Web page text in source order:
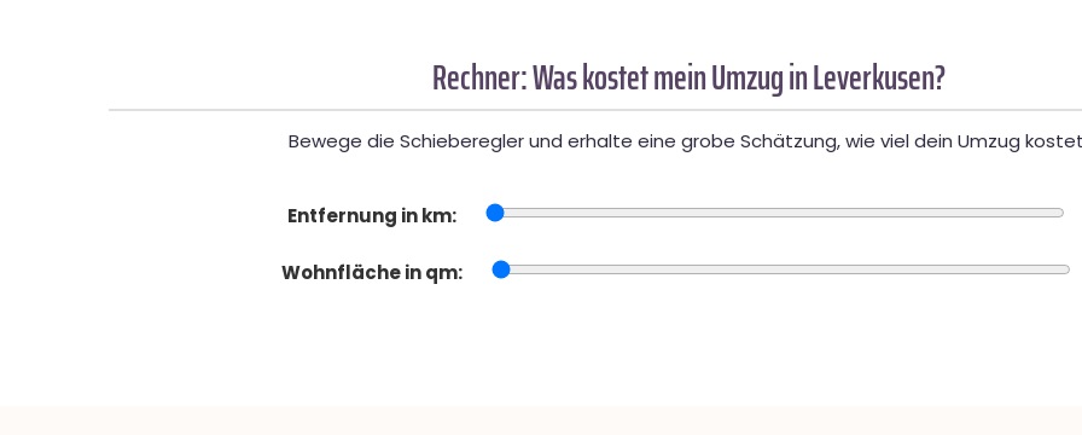
Rechner: Was kostet mein Umzug in Leverkusen?
Bewege die Schieberegler und erhalte eine grobe Schätzung, wie viel dein Umzug
Entfernung in km:
Wohnfläche in qm: